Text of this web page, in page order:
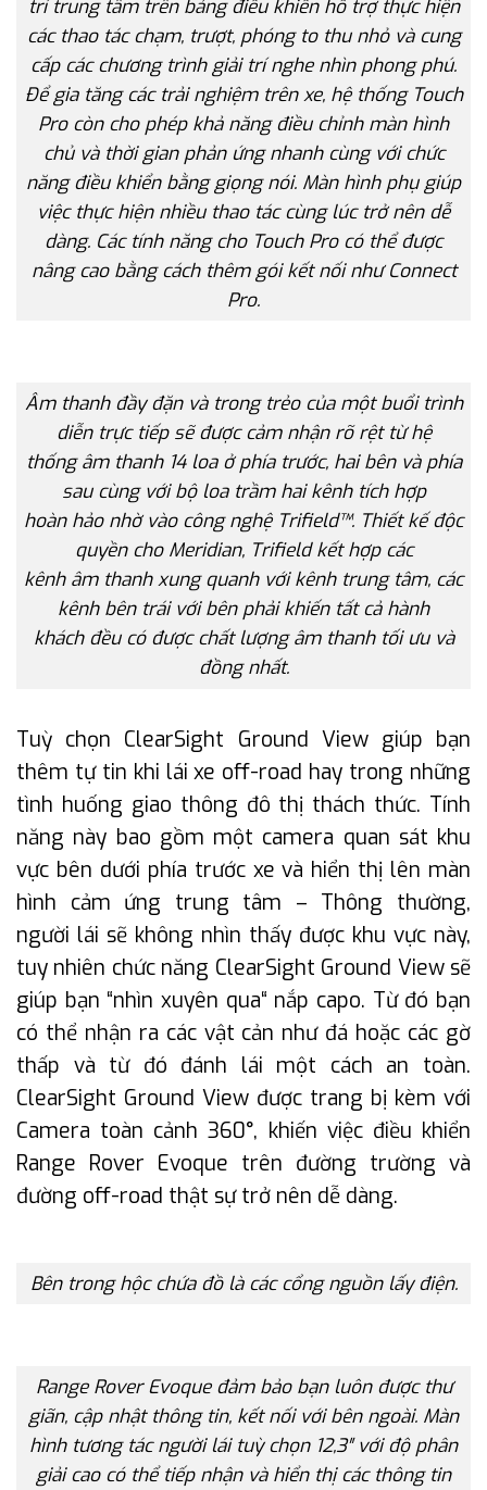
trí trung tâm trên bảng điều khiển hỗ trợ thực hiện
các thao tác chạm, trượt, phóng to thu nhỏ và cung
cấp các chương trình giải trí nghe nhìn phong phú.
Để gia tăng các trải nghiệm trên xe, hệ thống Touch
Pro còn cho phép khả năng điều chỉnh màn hình
chủ và thời gian phản ứng nhanh cùng với chức
năng điều khiển bằng giọng nói. Màn hình phụ giúp
việc thực hiện nhiều thao tác cùng lúc trở nên dễ
dàng. Các tính năng cho Touch Pro có thể được
nâng cao bằng cách thêm gói kết nối như Connect
Pro.
Âm thanh đầy đặn và trong trẻo của một buổi trình
diễn trực tiếp sẽ được cảm nhận rõ rệt từ hệ
thống âm thanh 14 loa ở phía trước, hai bên và phía
sau cùng với bộ loa trầm hai kênh tích hợp
hoàn hảo nhờ vào công nghệ Trifield™. Thiết kế độc
quyền cho Meridian, Trifield kết hợp các
kênh âm thanh xung quanh với kênh trung tâm, các
kênh bên trái với bên phải khiến tất cả hành
khách đều có được chất lượng âm thanh tối ưu và
đồng nhất.
Tuỳ chọn ClearSight Ground View giúp bạn
thêm tự tin khi lái xe off-road hay trong những
tình huống giao thông đô thị thách thức. Tính
năng này bao gồm một camera quan sát khu
vực bên dưới phía trước xe và hiển thị lên màn
hình cảm ứng trung tâm – Thông thường,
người lái sẽ không nhìn thấy được khu vực này,
tuy nhiên chức năng ClearSight Ground View sẽ
giúp bạn “nhìn xuyên qua“ nắp capo. Từ đó bạn
có thể nhận ra các vật cản như đá hoặc các gờ
thấp và từ đó đánh lái một cách an toàn.
ClearSight Ground View được trang bị kèm với
Camera toàn cảnh 360°, khiến việc điều khiển
Range Rover Evoque trên đường trường và
đường off-road thật sự trở nên dễ dàng.
Bên trong hộc chứa đồ là các cổng nguồn lấy điện.
Range Rover Evoque đảm bảo bạn luôn được thư
giãn, cập nhật thông tin, kết nối với bên ngoài. Màn
hình tương tác người lái tuỳ chọn 12,3″ với độ phân
giải cao có thể tiếp nhận và hiển thị các thông tin